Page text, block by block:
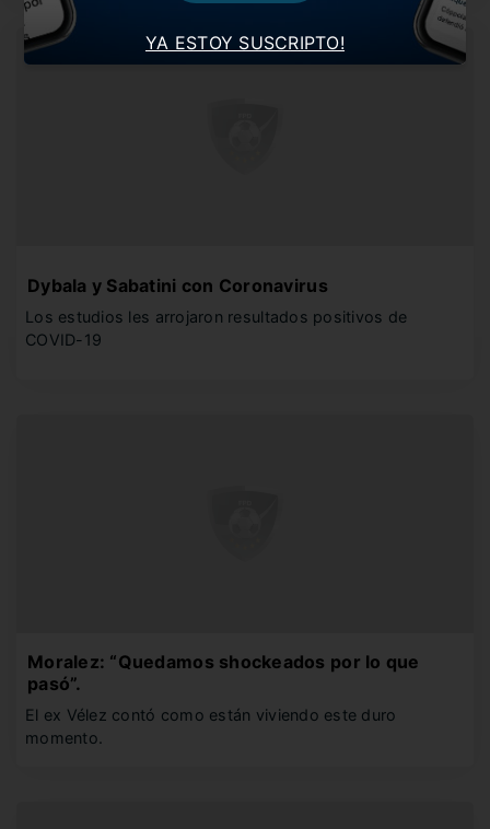
Dybala y Sabatini con Coronavirus
Los estudios les arrojaron resultados positivos de
COVID-19
Moralez: “Quedamos shockeados por lo que
pasó”.
El ex Vélez contó como están viviendo este duro
momento.
YA ESTOY SUSCRIPTO!